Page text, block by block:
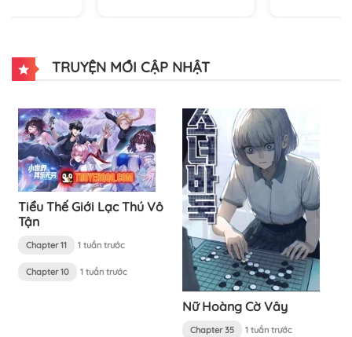
TRUYỆN MỚI CẬP NHẬT
Tiểu Thế Giới Lạc Thú Vô
Tận
Chapter 11 1 tuần trước
Chapter 10 1 tuần trước
Nữ Hoàng Cờ Vây
Chapter 35 1 tuần trước